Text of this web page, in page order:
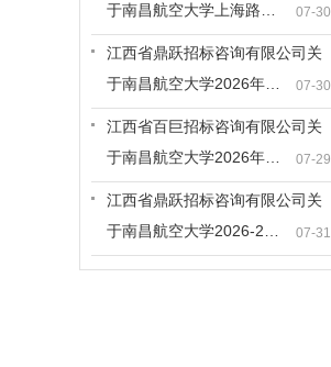
07-30
于南昌航空大学上海路…
07-30
江西省鼎跃招标咨询有限公司关
于南昌航空大学2026年…
07-29
江西省百巨招标咨询有限公司关
于南昌航空大学2026年…
07-31
江西省鼎跃招标咨询有限公司关
于南昌航空大学2026-2…